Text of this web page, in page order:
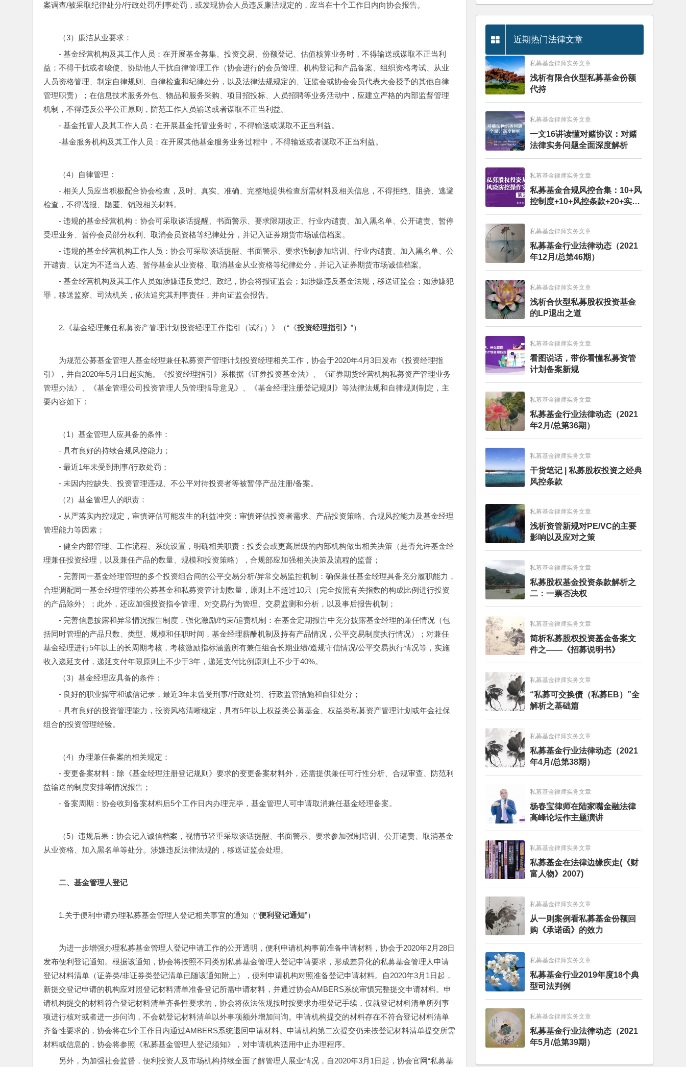
案调查/被采取纪律处分/行政处罚/刑事处罚，或发现协会人员违反廉洁规定的，应当在十个工作日内向协会报告。
（3）廉洁从业要求：
- 基金经营机构及其工作人员：在开展基金募集、投资交易、份额登记、估值核算业务时，不得输送或谋取不正当利
益；不得干扰或者唆使、协助他人干扰自律管理工作（协会进行的会员管理、机构登记和产品备案、组织资格考试、从业
人员资格管理、制定自律规则、自律检查和纪律处分，以及法律法规规定的、证监会或协会会员代表大会授予的其他自律
管理职责）；在信息技术服务外包、物品和服务采购、项目招投标、人员招聘等业务活动中，应建立严格的内部监督管理
机制，不得违反公平公正原则，防范工作人员输送或者谋取不正当利益。
- 基金托管人及其工作人员：在开展基金托管业务时，不得输送或谋取不正当利益。
-基金服务机构及其工作人员：在开展其他基金服务业务过程中，不得输送或者谋取不正当利益。
（4）自律管理：
- 相关人员应当积极配合协会检查，及时、真实、准确、完整地提供检查所需材料及相关信息，不得拒绝、阻挠、逃避
检查，不得谎报、隐匿、销毁相关材料。
- 违规的基金经营机构：协会可采取谈话提醒、书面警示、要求限期改正、行业内谴责、加入黑名单、公开谴责、暂停
受理业务、暂停会员部分权利、取消会员资格等纪律处分，并记入证券期货市场诚信档案。
- 违规的基金经营机构工作人员：协会可采取谈话提醒、书面警示、要求强制参加培训、行业内谴责、加入黑名单、公
开谴责、认定为不适当人选、暂停基金从业资格、取消基金从业资格等纪律处分，并记入证券期货市场诚信档案。
- 基金经营机构及其工作人员如涉嫌违反党纪、政纪，协会将报证监会；如涉嫌违反基金法规，移送证监会；如涉嫌犯
罪，移送监察、司法机关，依法追究其刑事责任，并向证监会报告。
2.《基金经理兼任私募资产管理计划投资经理工作指引（试行）》（“《投资经理指引》 ”）
为规范公募基金管理人基金经理兼任私募资产管理计划投资经理相关工作，协会于2020年4月3日发布《投资经理指
引》，并自2020年5月1日起实施。《投资经理指引》系根据《证券投资基金法》、《证券期货经营机构私募资产管理业务
管理办法》、《基金管理公司投资管理人员管理指导意见》、《基金经理注册登记规则》等法律法规和自律规则制定，主
要内容如下：
（1）基金管理人应具备的条件：
- 具有良好的持续合规风控能力；
- 最近1年未受到刑事/行政处罚；
- 未因内控缺失、投资管理违规、不公平对待投资者等被暂停产品注册/备案。
（2）基金管理人的职责：
- 从严落实内控规定，审慎评估可能发生的利益冲突：审慎评估投资者需求、产品投资策略、合规风控能力及基金经理
管理能力等因素；
- 健全内部管理、工作流程、系统设置，明确相关职责：投委会或更高层级的内部机构做出相关决策（是否允许基金经
理兼任投资经理，以及兼任产品的数量、规模和投资策略），合规部应加强相关决策及流程的监督；
- 完善同一基金经理管理的多个投资组合间的公平交易分析/异常交易监控机制：确保兼任基金经理具备充分履职能力，
合理调配同一基金经理管理的公募基金和私募资管计划数量，原则上不超过10只（完全按照有关指数的构成比例进行投资
的产品除外）；此外，还应加强投资指令管理、对交易行为管理、交易监测和分析，以及事后报告机制；
- 完善信息披露和异常情况报告制度，强化激励/约束/追责机制：在基金定期报告中充分披露基金经理的兼任情况（包
括同时管理的产品只数、类型、规模和任职时间，基金经理薪酬机制及持有产品情况，公平交易制度执行情况）；对兼任
基金经理进行5年以上的长周期考核，考核激励指标涵盖所有兼任组合长期业绩/遵规守信情况/公平交易执行情况等，实施
收入递延支付，递延支付年限原则上不少于3年，递延支付比例原则上不少于40%。
（3）基金经理应具备的条件：
- 良好的职业操守和诚信记录，最近3年未曾受刑事/行政处罚、行政监管措施和自律处分；
- 具有良好的投资管理能力，投资风格清晰稳定，具有5年以上权益类公募基金、权益类私募资产管理计划或年金社保
组合的投资管理经验。
（4）办理兼任备案的相关规定：
- 变更备案材料：除《基金经理注册登记规则》要求的变更备案材料外，还需提供兼任可行性分析、合规审查、防范利
益输送的制度安排等情况报告；
- 备案周期：协会收到备案材料后5个工作日内办理完毕，基金管理人可申请取消兼任基金经理备案。
（5）违规后果：协会记入诚信档案，视情节轻重采取谈话提醒、书面警示、要求参加强制培训、公开谴责、取消基金
从业资格、加入黑名单等处分。涉嫌违反法律法规的，移送证监会处理。
二、 基金管理人登记
1.关于便利申请办理私募基金管理人登记相关事宜的通知（“便利登记通知”）
为进一步增强办理私募基金管理人登记申请工作的公开透明，便利申请机构事前准备申请材料，协会于2020年2月28日
发布便利登记通知。根据该通知，协会将按照不同类别私募基金管理人登记申请要求，形成差异化的私募基金管理人申请
登记材料清单（证券类/非证券类登记清单已随该通知附上），便利申请机构对照准备登记申请材料。自2020年3月1日起，
新提交登记申请的机构应对照登记材料清单准备登记所需申请材料，并通过协会AMBERS系统审慎完整提交申请材料。申
请机构提交的材料符合登记材料清单齐备性要求的，协会将依法依规按时按要求办理登记手续，仅就登记材料清单所列事
项进行核对或者进一步问询，不会就登记材料清单以外事项额外增加问询。申请机构提交的材料存在不符合登记材料清单
齐备性要求的，协会将在5个工作日内通过AMBERS系统退回申请材料。申请机构第二次提交仍未按登记材料清单提交所需
材料或信息的，协会将参照《私募基金管理人登记须知》，对申请机构适用中止办理程序。
另外，为加强社会监督，便利投资人及市场机构持续全面了解管理人展业情况，自2020年3月1日起，协会官网“私募基
近期热门法律文章
私募基金律师实务文章
浅析有限合伙型私募基金份额
代持
私募基金律师实务文章
一文16讲读懂对赌协议：对赌
法律实务问题全面深度解析
私募基金律师实务文章
私募基金合规风控合集：10+风
控制度+10+风控条款+20+实务
文章+每月动态
私募基金律师实务文章
私募基金行业法律动态（2021
年12月/总第46期）
私募基金律师实务文章
浅析合伙型私募股权投资基金
的LP退出之道
私募基金律师实务文章
看图说话，带你看懂私募资管
计划备案新规
私募基金律师实务文章
私募基金行业法律动态（2021
年2月/总第36期）
私募基金律师实务文章
干货笔记 | 私募股权投资之经典
风控条款
私募基金律师实务文章
浅析资管新规对PE/VC的主要
影响以及应对之策
私募基金律师实务文章
私募股权基金投资条款解析之
二：一票否决权
私募基金律师实务文章
简析私募股权投资基金备案文
件之——《招募说明书》
私募基金律师实务文章
“私募可交换债（私募EB）”全
解析之基础篇
私募基金律师实务文章
私募基金行业法律动态（2021
年4月/总第38期）
私募基金律师实务文章
杨春宝律师在陆家嘴金融法律
高峰论坛作主题演讲
私募基金律师实务文章
私募基金在法律边缘疾走(《财
富人物》2007)
私募基金律师实务文章
从一则案例看私募基金份额回
购《承诺函》的效力
私募基金律师实务文章
私募基金行业2019年度18个典
型司法判例
私募基金律师实务文章
私募基金行业法律动态（2021
年5月/总第39期）